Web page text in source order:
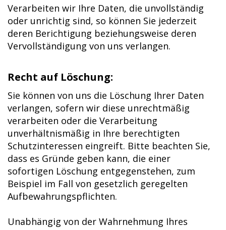
Verarbeiten wir Ihre Daten, die unvollständig
oder unrichtig sind, so können Sie jederzeit
deren Berichtigung beziehungsweise deren
Vervollständigung von uns verlangen.
Recht auf Löschung:
Sie können von uns die Löschung Ihrer Daten
verlangen, sofern wir diese unrechtmäßig
verarbeiten oder die Verarbeitung
unverhältnismäßig in Ihre berechtigten
Schutzinteressen eingreift. Bitte beachten Sie,
dass es Gründe geben kann, die einer
sofortigen Löschung entgegenstehen, zum
Beispiel im Fall von gesetzlich geregelten
Aufbewahrungspflichten.
Unabhängig von der Wahrnehmung Ihres